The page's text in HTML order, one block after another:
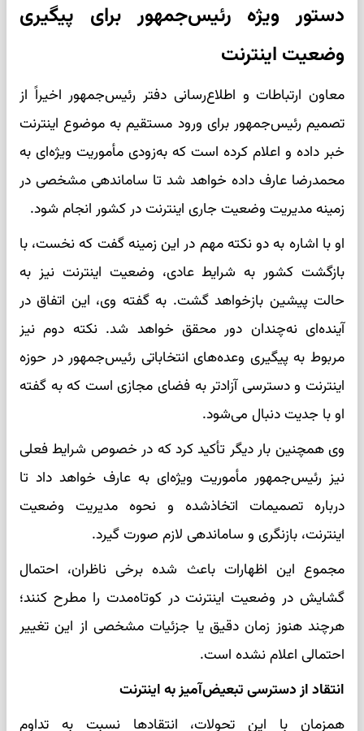
دستور ویژه رئیس‌جمهور برای پیگیری
وضعیت اینترنت
معاون ارتباطات و اطلاع‌رسانی دفتر رئیس‌جمهور اخیراً از
تصمیم رئیس‌جمهور برای ورود مستقیم به موضوع اینترنت
خبر داده و اعلام کرده است که به‌زودی مأموریت ویژه‌ای به
محمدرضا عارف داده خواهد شد تا ساماندهی مشخصی در
زمینه مدیریت وضعیت جاری اینترنت در کشور انجام شود.
او با اشاره به دو نکته مهم در این زمینه گفت که نخست، با
بازگشت کشور به شرایط عادی، وضعیت اینترنت نیز به
حالت پیشین بازخواهد گشت. به گفته وی، این اتفاق در
آینده‌ای نه‌چندان دور محقق خواهد شد. نکته دوم نیز
مربوط به پیگیری وعده‌های انتخاباتی رئیس‌جمهور در حوزه
اینترنت و دسترسی آزادتر به فضای مجازی است که به گفته
او با جدیت دنبال می‌شود.
وی همچنین بار دیگر تأکید کرد که در خصوص شرایط فعلی
نیز رئیس‌جمهور مأموریت ویژه‌ای به عارف خواهد داد تا
درباره تصمیمات اتخاذشده و نحوه مدیریت وضعیت
اینترنت، بازنگری و ساماندهی لازم صورت گیرد.
مجموع این اظهارات باعث شده برخی ناظران، احتمال
گشایش در وضعیت اینترنت در کوتاه‌مدت را مطرح کنند؛
هرچند هنوز زمان دقیق یا جزئیات مشخصی از این تغییر
احتمالی اعلام نشده است.
انتقاد از دسترسی تبعیض‌آمیز به اینترنت
همزمان با این تحولات، انتقادها نسبت به تداوم